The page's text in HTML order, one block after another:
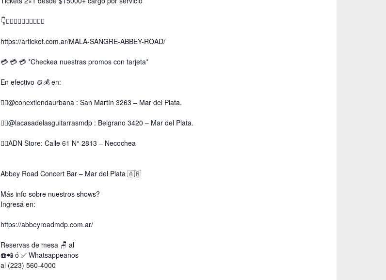
👇👇🏻👇🏼👇🏽👇🏾👇🏿
https://articket.com.ar/MALA-SANGRE-ABBEY-ROAD/
💳 💳 💳 *Checkea nuestras promos con tarjeta*
En efectivo 🪙💰 en:
👉🏿@conextiendaurbana : San Martín 3263 – Mar del Plata.
👉🏿@lacasadelasguitarrasmdp : Belgrano 3420 – Mar del Plata.
👉🏿ADN Store: Calle 61 N° 2813 – Necochea
Abbey Road Concert Bar – Mar del Plata 🇦🇷
Más info sobre nuestros shows?
Ingresá en:
https://abbeyroadmdp.com.ar/
Reservas de mesa 🪑 al
☎️📲 ó ✅️ Whatsappeanos
al (223) 560-4000